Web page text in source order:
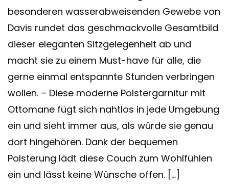
besonderen wasserabweisenden Gewebe von
Davis rundet das geschmackvolle Gesamtbild
dieser eleganten Sitzgelegenheit ab und
macht sie zu einem Must-have für alle, die
gerne einmal entspannte Stunden verbringen
wollen. – Diese moderne Polstergarnitur mit
Ottomane fügt sich nahtlos in jede Umgebung
ein und sieht immer aus, als würde sie genau
dort hingehören. Dank der bequemen
Polsterung lädt diese Couch zum Wohlfühlen
ein und lässt keine Wünsche offen. […]